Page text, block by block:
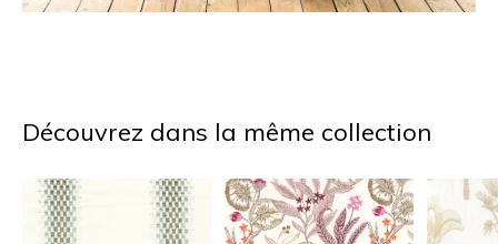
Découvrez dans la même collection